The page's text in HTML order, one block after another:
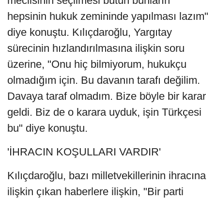
hepsinin hukuk zemininde yapılması lazım"
diye konuştu. Kılıçdaroğlu, Yargıtay
sürecinin hızlandırılmasına ilişkin soru
üzerine, "Onu hiç bilmiyorum, hukukçu
olmadığım için. Bu davanın tarafı değilim.
Davaya taraf olmadım. Bize böyle bir karar
geldi. Biz de o karara uyduk, işin Türkçesi
bu" diye konuştu.
'İHRACIN KOŞULLARI VARDIR'
Kılıçdaroğlu, bazı milletvekillerinin ihracına
ilişkin çıkan haberlere ilişkin, "Bir parti